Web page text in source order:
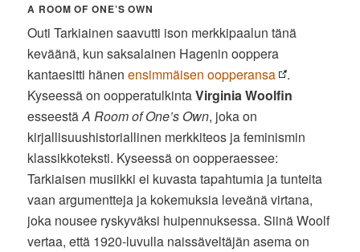
A ROOM OF ONE’S OWN
Outi Tarkiainen saavutti ison merkkipaalun tänä
keväänä, kun saksalainen Hagenin ooppera
kantaesitti hänenensimmäisen oopperansa
.
Kyseessä on oopperatulkintaVirginia Woolfin
esseestäA Room of One’s Own, joka on
kirjallisuushistoriallinen merkkiteos ja feminismin
klassikkoteksti. Kyseessä on oopperaessee:
Tarkiaisen musiikki ei kuvasta tapahtumia ja tunteita
vaan argumentteja ja kokemuksia leveänä virtana,
joka nousee ryskyväksi huipennuksessa. Siinä Woolf
vertaa, että 1920-luvulla naissäveltäjän asema on